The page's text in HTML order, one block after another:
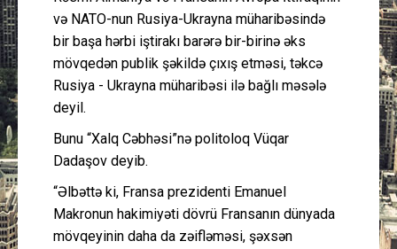
Cəmiyyət
Peşə etikası
Əlaqə
və NATO-nun Rusiya-Ukrayna müharibəsində
bir başa hərbi iştirakı barərə bir-birinə əks
mövqedən publik şəkildə çıxış etməsi, təkcə
Rusiya - Ukrayna müharibəsi ilə bağlı məsələ
deyil.
Bunu “Xalq Cəbhəsi”nə politoloq Vüqar
Dadaşov deyib.
“Əlbəttə ki, Fransa prezidenti Emanuel
Makronun hakimiyəti dövrü Fransanın dünyada
mövqeyinin daha da zəifləməsi, şəxsən